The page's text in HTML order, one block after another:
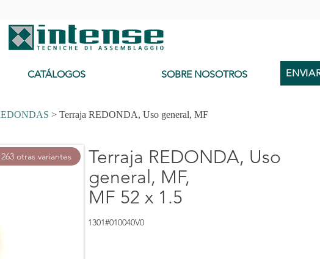
CATÁLOGOS SOBRE NOSOTROS
> Terraja REDONDA, Uso general, MF
otras variantes
Terraja REDONDA, Uso
general, MF,
MF 52 x 1.5
1301#010040V0